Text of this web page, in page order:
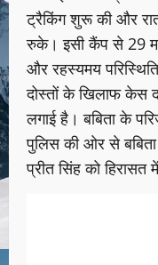
ट्रैकिंग शुरू की और
रुके। इसी कैंप से 29 मई
और रहस्यमय
दोस्तों के खिलाफ केस
लगाई है। ​बबिता के
पुलिस की ओर से
प्रीत सिंह को